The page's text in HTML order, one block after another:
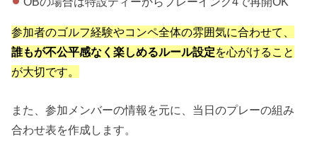
参加者のゴルフ経験やコンペ全体の雰囲気に合わせて、
誰もが不公平感なく楽しめるルール設定を心がけること
が大切です。
また、参加メンバーの情報を元に、当日のプレーの組み
合わせ表を作成します。